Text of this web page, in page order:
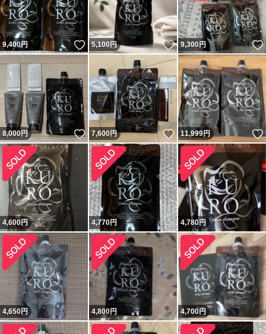
9,400円 いいね！
5,100円 いいね！
9,300円
8,000円 いいね！
7,600円 いいね！
11,999円
4,600円 4,770円 4,780円
4,650円 4,800円 4,700円